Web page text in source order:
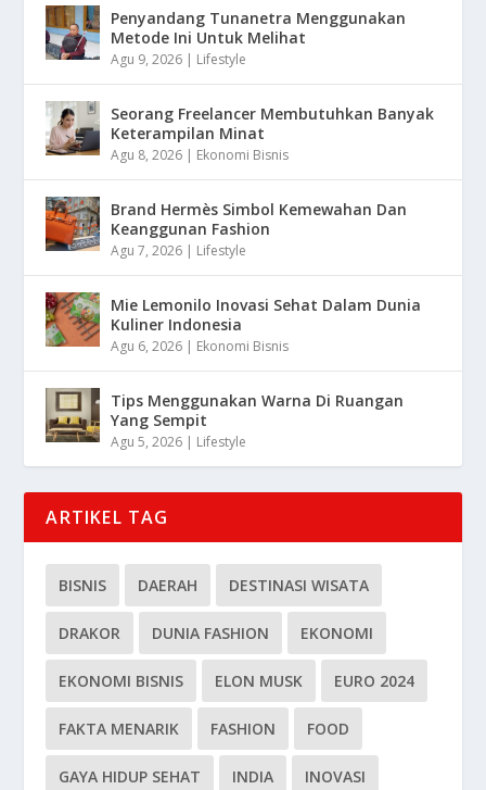
Penyandang Tunanetra Menggunakan
Metode Ini Untuk Melihat
Agu 9, 2026 | Lifestyle
Seorang Freelancer Membutuhkan Banyak
Keterampilan Minat
Agu 8, 2026 | Ekonomi Bisnis
Brand Hermès Simbol Kemewahan Dan
Keanggunan Fashion
Agu 7, 2026 | Lifestyle
Mie Lemonilo Inovasi Sehat Dalam Dunia
Kuliner Indonesia
Agu 6, 2026 | Ekonomi Bisnis
Tips Menggunakan Warna Di Ruangan
Yang Sempit
Agu 5, 2026 | Lifestyle
ARTIKEL TAG
BISNIS DAERAH DESTINASI WISATA
DRAKOR DUNIA FASHION EKONOMI
EKONOMI BISNIS ELON MUSK EURO 2024
FAKTA MENARIK FASHION FOOD
GAYA HIDUP SEHAT INDIA INOVASI